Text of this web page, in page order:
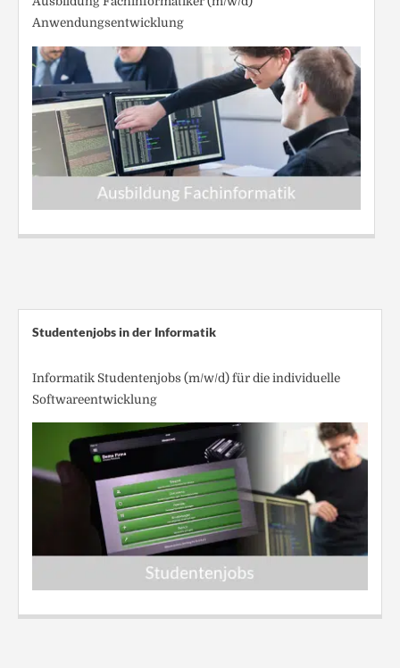
Anwendungsentwicklung
Studentenjobs in der Informatik
Informatik Studentenjobs (m/w/d) für die individuelle
Softwareentwicklung